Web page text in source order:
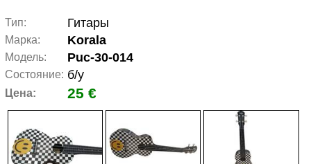
Тип: Гитары
Марка: Korala
Модель: Puc-30-014
Состояние: б/у
Цена: 25 €